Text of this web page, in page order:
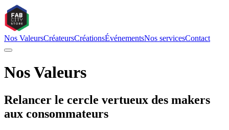
Nos ValeursCréateursCréationsÉvénementsNos servicesContact
Nos Valeurs
Relancer le cercle vertueux des makers
aux consommateurs